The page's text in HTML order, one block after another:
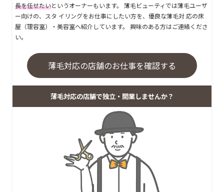
長を任せたいというオーナーもいます。 薄毛ビューティでは薄毛ユーザ
ー向けの、スタ イリングをお仕事にしたい方を、優良な薄毛対 応の床
屋（理容室）・美容室へ紹介しています。 興味のある方はご連絡くださ
い。
薄毛対応の店舗のお仕事を確認する
薄毛対応の店舗で独立・開業しませんか？